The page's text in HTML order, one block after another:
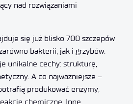
nad rozwiązaniami
się już blisko 700 szczepów
bakterii, jak i grzybów.
unikalne cechy: strukturę,
A co najważniejsze –
produkować enzymy,
chemiczne. Inne